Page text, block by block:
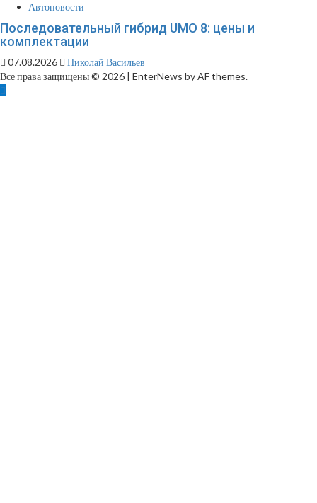
Автоновости
Последовательный гибрид UMO 8: цены и
комплектации
07.08.2026
Николай Васильев
Все права защищены © 2026
EnterNews by AF themes.